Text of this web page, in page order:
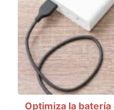
Optimiza la